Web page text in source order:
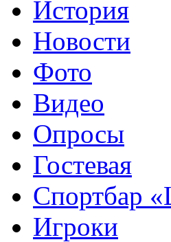
История
Новости
Фото
Видео
Опросы
Гостевая
Спортбар
Игроки